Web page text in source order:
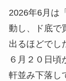
2026年6月は
動し、ド底で
出るほどでし
６月２０日頃
軒並み下落し